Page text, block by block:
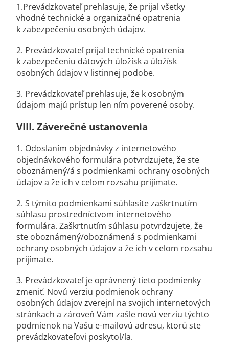
1.Prevádzkovateľ prehlasuje, že prijal všetky
vhodné technické a organizačné opatrenia
k zabezpečeniu osobných údajov.
2. Prevádzkovateľ prijal technické opatrenia
k zabezpečeniu dátových úložísk a úložísk
osobných údajov v listinnej podobe.
3. Prevádzkovateľ prehlasuje, že k osobným
údajom majú prístup len ním poverené osoby.
VIII.Záverečné ustanovenia
1. Odoslaním objednávky z internetového
objednávkového formulára potvrdzujete, že ste
oboznámený/á s podmienkami ochrany osobných
údajov a že ich v celom rozsahu prijímate.
2. S týmito podmienkami súhlasíte zaškrtnutím
súhlasu prostredníctvom internetového
formulára. Zaškrtnutím súhlasu potvrdzujete, že
ste oboznámený/oboznámená s podmienkami
ochrany osobných údajov a že ich v celom rozsahu
prijímate.
3. Prevádzkovateľ je oprávnený tieto podmienky
zmeniť. Novú verziu podmienok ochrany
osobných údajov zverejní na svojich internetových
stránkach a zároveň Vám zašle novú verziu týchto
podmienok na Vašu e-mailovú adresu, ktorú ste
prevádzkovateľovi poskytol/la.